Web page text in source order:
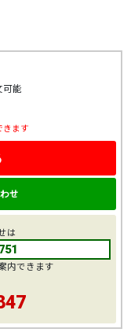
可能
きます
せ
は
内できます